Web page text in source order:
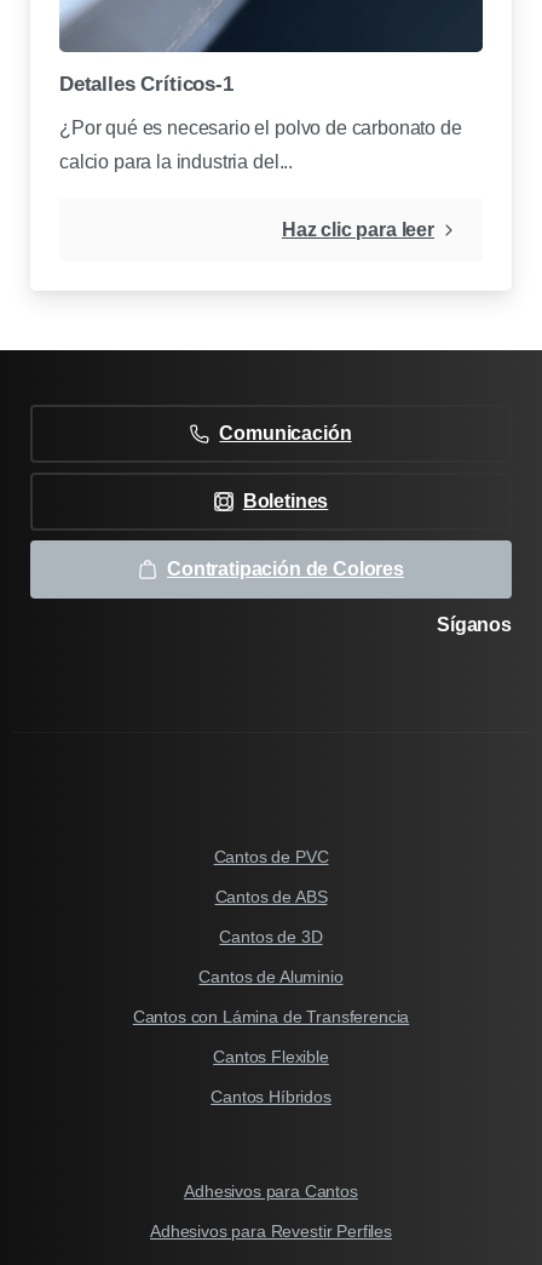
Detalles Críticos-1
¿Por qué es necesario el polvo de carbonato de
calcio para la industria del...
Haz clic para leer
Comunicación
Boletines
Contratipación de Colores
Síganos
Cantos de PVC
Cantos de ABS
Cantos de 3D
Cantos de Aluminio
Cantos con Lámina de Transferencia
Cantos Flexible
Cantos Híbridos
Adhesivos para Cantos
Adhesivos para Revestir Perfiles